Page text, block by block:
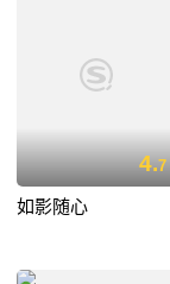
4.7
如影随心